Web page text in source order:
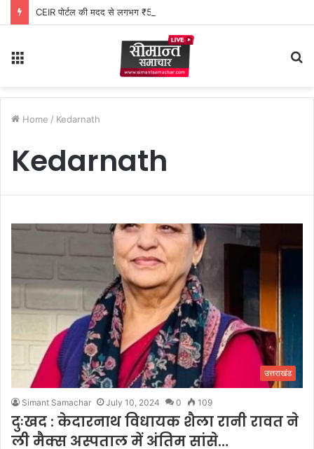
CEIR पोर्टल की मदद से लगभग ₹5 लाख मूल्य के 20 मोबाइल फोन बरामद
Home / Kedarnath
Kedarnath
उत्तराखंड
Simant Samachar July 10, 2024 0 109
दुःखद : केदारनाथ विधायक शैला रानी रावत ने
ली मैक्स अस्पताल में अंतिम सांसे…